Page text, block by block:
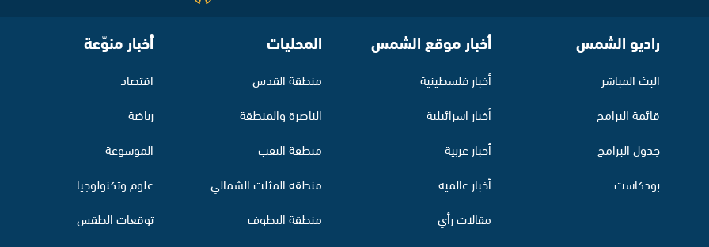
راديو الشمس
البث المباشر
قائمة البرامج
جدول البرامج
بودكاست
أخبار موقع الشمس
أخبار فلسطينية
أخبار اسرائيلية
أخبار عربية
أخبار عالمية
مقالات رأي
المحليات
منطقة القدس
الناصرة والمنطقة
منطقة النقب
منطقة المثلث الشمالي
منطقة البطوف
أخبار منوّعة
اقتصاد
رياضة
الموسوعة
علوم وتكنولوجيا
توقعات الطقس